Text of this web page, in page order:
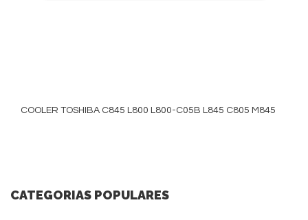
COOLER TOSHIBA C845 L800 L800-C05B L845 C805 M845
CATEGORIAS POPULARES